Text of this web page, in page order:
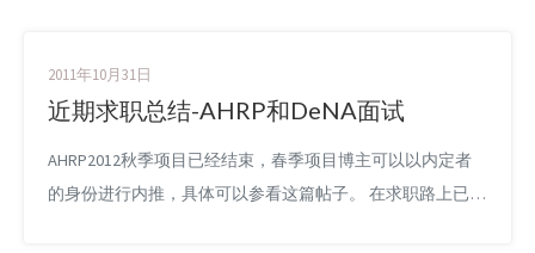
2011年10月31日
近期求职总结-AHRP和DeNA面试
AHRP2012秋季项目已经结束，春季项目博主可以以内定者
的身份进行内推，具体可以参看这篇帖子。 在求职路上已经